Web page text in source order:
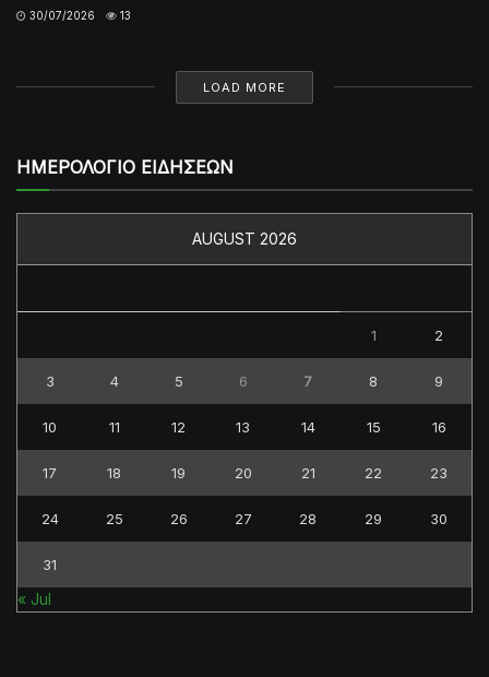
30/07/2026 13
LOAD MORE
ΗΜΕΡΟΛΟΓΙΟ ΕΙΔΗΣΕΩΝ
AUGUST 2026
1 2
3 4 5 6 7 8 9
10 11 12 13 14 15 16
17 18 19 20 21 22 23
24 25 26 27 28 29 30
31
« Jul